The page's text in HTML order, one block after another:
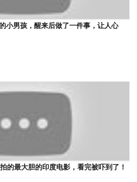
小男孩，醒来后做了一件事，让人心
的最大胆的印度电影，看完被吓到了！